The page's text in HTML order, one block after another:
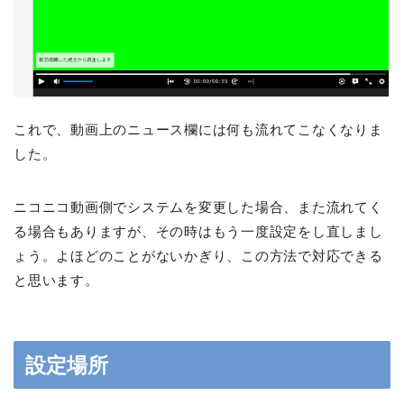
これで、動画上のニュース欄には何も流れてこなくなりま
した。
ニコニコ動画側でシステムを変更した場合、また流れてく
る場合もありますが、その時はもう一度設定をし直しまし
ょう。よほどのことがないかぎり、この方法で対応できる
と思います。
設定場所